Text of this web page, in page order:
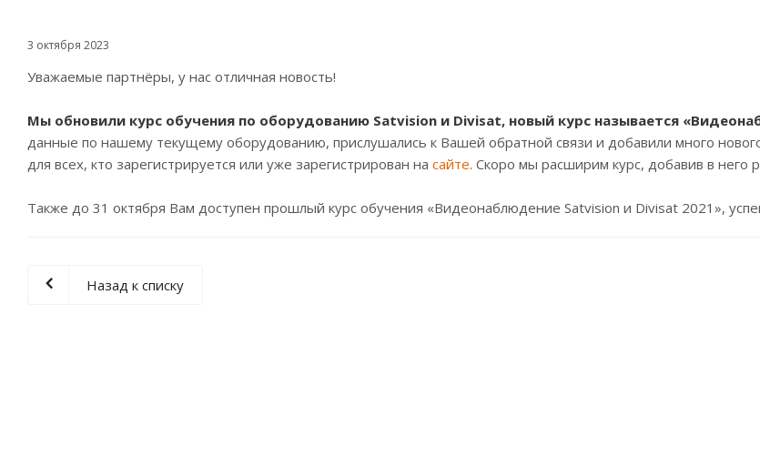
3 октября 2023
Уважаемые партнёры, у нас отличная новость!
Мы обновили курс обучения по оборудованию Satvision и Divisat, новый курс называется
данные по нашему текущему оборудованию, прислушались к Вашей обратной связи и добавили много
для всех, кто зарегистрируется или уже зарегистрирован на сайте. Скоро мы расширим курс, добавив в него
Также до 31 октября Вам доступен прошлый курс обучения «Видеонаблюдение Satvision и Divisat 2021»,
Назад к списку